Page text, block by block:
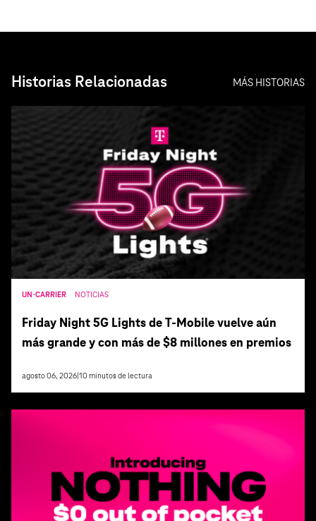
Historias Relacionadas MÁS HISTORIAS
UN-CARRIER NOTICIAS
Friday Night 5G Lights de T‑Mobile vuelve aún
más grande y con más de $8 millones en premios
agosto 06, 2026 10 minutos de lectura